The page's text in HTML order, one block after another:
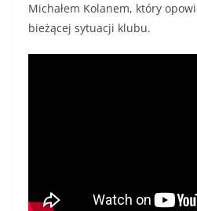
Michałem Kolanem, który
bieżącej sytuacji klubu.